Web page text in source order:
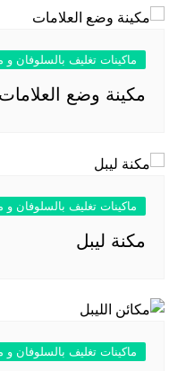
ماكينات تغليف بالسلوفان
مكينة وضع العلامات
ماكينات تغليف بالسلوفان
مكنة ليبل
ماكينات تغليف بالسلوفان